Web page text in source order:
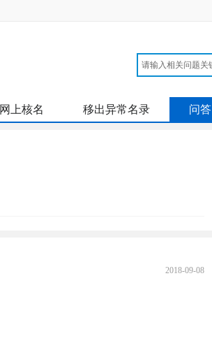
网上核名 移出异常名录 问答
2018-09-08